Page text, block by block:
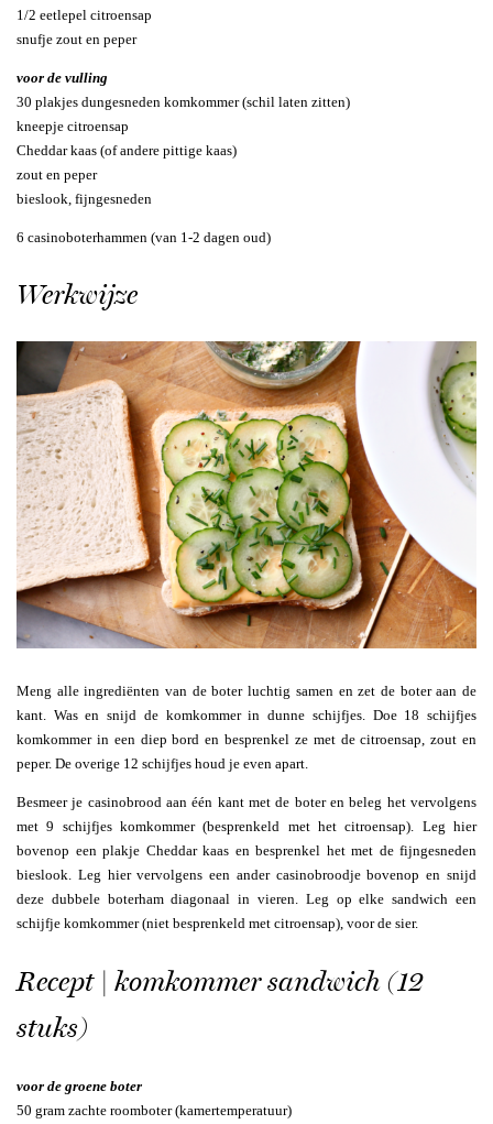
1/2 eetlepel citroensap
snufje zout en peper
voor de vulling
30 plakjes dungesneden komkommer (schil laten zitten)
kneepje citroensap
Cheddar kaas (of andere pittige kaas)
zout en peper
bieslook, fijngesneden
6 casinoboterhammen (van 1-2 dagen oud)
Werkwijze
Meng alle ingrediënten van de boter luchtig samen en zet de boter aan de
kant. Was en snijd de komkommer in dunne schijfjes. Doe 18 schijfjes
komkommer in een diep bord en besprenkel ze met de citroensap, zout en
peper. De overige 12 schijfjes houd je even apart.
Besmeer je casinobrood aan één kant met de boter en beleg het vervolgens
met 9 schijfjes komkommer (besprenkeld met het citroensap). Leg hier
bovenop een plakje Cheddar kaas en besprenkel het met de fijngesneden
bieslook. Leg hier vervolgens een ander casinobroodje bovenop en snijd
deze dubbele boterham diagonaal in vieren. Leg op elke sandwich een
schijfje komkommer (niet besprenkeld met citroensap), voor de sier.
Recept | komkommer sandwich (12
stuks)
voor de groene boter
50 gram zachte roomboter (kamertemperatuur)